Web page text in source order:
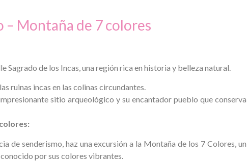
– Montaña de 7 colores
Sagrado de los Incas, una región rica en historia y belleza natural.
ruinas incas en las colinas circundantes.
sitio arqueológico y su encantador pueblo que conserva
de senderismo, haz una excursión a la Montaña de los 7 Colores, un
por sus colores vibrantes.